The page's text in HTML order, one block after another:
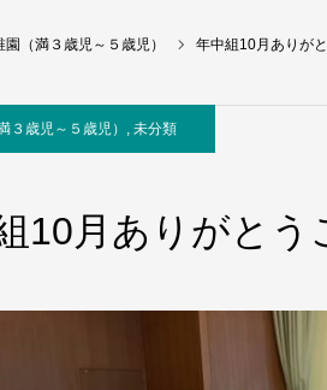
園（満３歳児～５歳児） 年中組10月ありが
３歳児～５歳児） , 未分類
10月ありがとう